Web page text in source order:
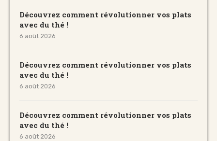
Découvrez comment révolutionner vos plats
avec du thé !
6 août 2026
Découvrez comment révolutionner vos plats
avec du thé !
6 août 2026
Découvrez comment révolutionner vos plats
avec du thé !
6 août 2026